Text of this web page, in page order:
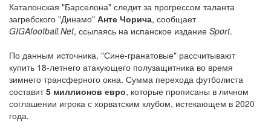
Каталонская "Барселона" следит за прогрессом таланта
загребского "Динамо" Анте Чорича, сообщает
GIGAfootball.Net, ссылаясь на испанское издание Sport.
По данным источника, "Сине-гранатовые" рассчитывают
купить 18-летнего атакующего полузащитника во время
зимнего трансферного окна. Сумма перехода футболиста
составит5 миллионов евро, которые прописаны в личном
соглашении игрока с хорватским клубом, истекающем в 2020
года.